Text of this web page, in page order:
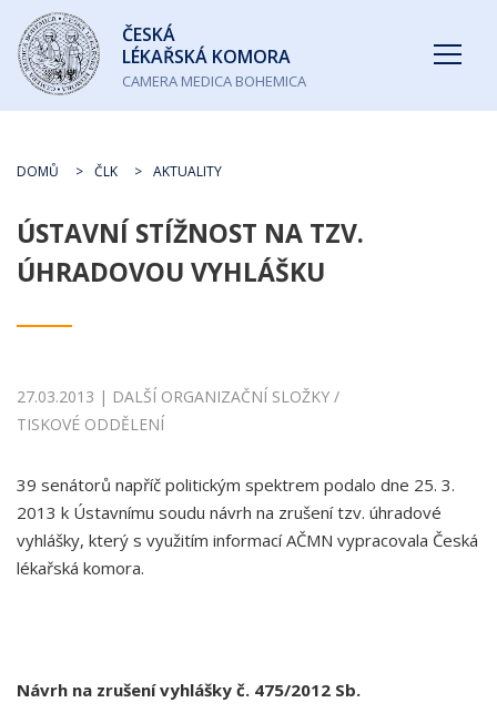
Česká
lékařská
komora
ČESKÁ
LÉKAŘSKÁ KOMORA
CAMERA MEDICA BOHEMICA
DOMŮ ČLK AKTUALITY
ÚSTAVNÍ STÍŽNOST NA TZV.
ÚHRADOVOU VYHLÁŠKU
27.03.2013 | DALŠÍ ORGANIZAČNÍ SLOŽKY /
TISKOVÉ ODDĚLENÍ
39 senátorů napříč politickým spektrem podalo dne 25. 3.
2013 k Ústavnímu soudu návrh na zrušení tzv. úhradové
vyhlášky, který s využitím informací AČMN vypracovala Česká
lékařská komora.
Návrh na zrušení vyhlášky č. 475/2012 Sb.